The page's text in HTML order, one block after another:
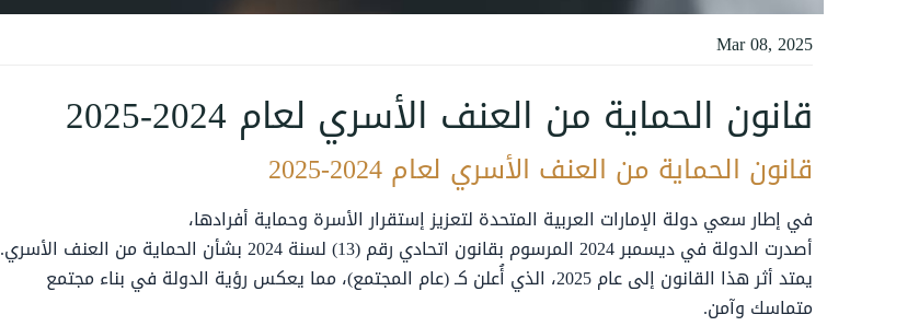
Mar 08, 2025
قانون الحماية من العنف الأسري لعام 2024-2025
قانون الحماية من العنف الأسري لعام 2024-2025
في إطار سعي دولة الإمارات العربية المتحدة لتعزيز إستقرار الأسرة وحماية أفرادها،
أصدرت الدولة في ديسمبر 2024 المرسوم بقانون اتحادي رقم (13) لسنة 2024 بشأن الحماية من العنف الأسري.
يمتد أثر هذا القانون إلى عام 2025، الذي أُعلن كـ (عام المجتمع)، مما يعكس رؤية الدولة في بناء مجتمع
متماسك وآمن.